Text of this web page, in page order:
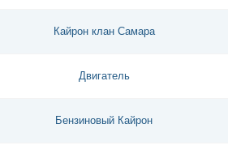
Кайрон клан Самара
Двигатель
Бензиновый Кайрон